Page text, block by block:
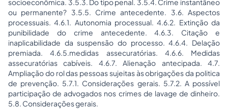
socioeconômica. 3.5.3. Do tipo penal. 3.5.4. Crime instantãneo
ou permanente? 3.5.5. Crime antecedente. 3.6. Aspectos
processuais. 4.6.1. Autonomia processual. 4.6.2. Extinção da
punibilidade do crime antecedente. 4.6.3. Citação e
inaplicabilidade da suspensão do processo. 4.6.4. Delação
premiada. 4.6.5.medidas assecuratórias. 4.6.6. Medidas
assecuratórias cabíveis. 4.6.7. Alienação antecipada. 4.7.
Ampliação do rol das pessoas sujeitas às obrigações da politica
de prevenção. 5.7.1. Considerações gerais. 5.7.2. A possível
participação de advogados nos crimes de lavage de dinheiro.
5.8. Considerações gerais.